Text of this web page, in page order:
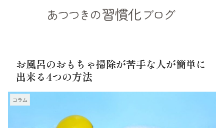
お風呂のおもちゃ掃除が苦手な人が簡単に
出来る4つの方法
コラム